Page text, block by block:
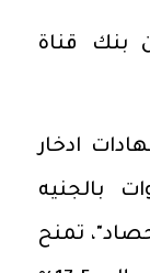
بنك قناة
ادخار
لمدة 3 سنوات بالجنيه
تمنح